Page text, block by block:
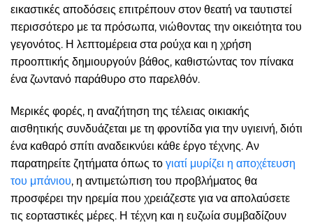
εικαστικές αποδόσεις επιτρέπουν στον θεατή να ταυτιστεί
περισσότερο με τα πρόσωπα, νιώθοντας την οικειότητα του
γεγονότος. Η λεπτομέρεια στα ρούχα και η χρήση
προοπτικής δημιουργούν βάθος, καθιστώντας τον πίνακα
ένα ζωντανό παράθυρο στο παρελθόν.
Μερικές φορές, η αναζήτηση της τέλειας οικιακής
αισθητικής συνδυάζεται με τη φροντίδα για την υγιεινή, διότι
ένα καθαρό σπίτι αναδεικνύει κάθε έργο τέχνης. Αν
παρατηρείτε ζητήματα όπως το γιατί μυρίζει η αποχέτευση
του μπάνιου, η αντιμετώπιση του προβλήματος θα
προσφέρει την ηρεμία που χρειάζεστε για να απολαύσετε
τις εορταστικές μέρες. Η τέχνη και η ευζωία συμβαδίζουν